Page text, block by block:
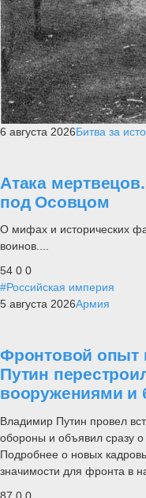
6 августа 2026Битва за
Атака
под Осовцом
О мифах и исторических
воинов....
54 0 0
#Российская империя
5 августа 2026Армия
Фронтовой опыт
Путин
вооружениями и
Владимир Путин провел
обороны и объявил сразу о
Подробнее о новых
значимости для фронта в
87 0 0